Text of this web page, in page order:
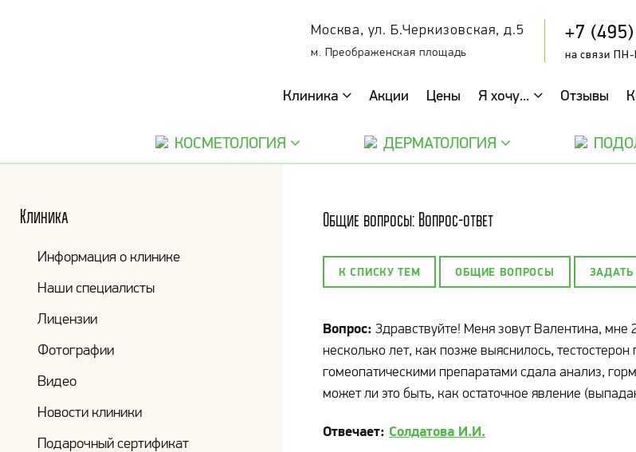
Москва, ул. Б.Черкизовская, д.5
м. Преображенская площадь
+7
на связи
Клиника Акции Цены Я хочу... Отзывы
КОСМЕТОЛОГИЯ ДЕРМАТОЛОГИЯ
Клиника
Информация о клинике
Наши специалисты
Лицензии
Фотографии
Видео
Новости клиники
Подарочный сертификат
Общие вопросы: Вопрос-ответ
К СПИСКУ ТЕМ ОБЩИЕ ВОПРОСЫ
Вопрос: Здравствуйте! Меня зовут Валентина,
несколько лет, как позже выяснилось,
гомеопатическими препаратами сдала анализ,
может ли это быть, как остаточное явление
Отвечает: Солдатова И.И.